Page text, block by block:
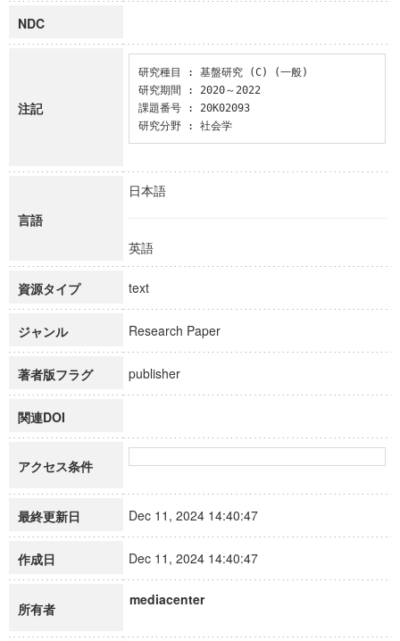
NDC
注記
研究種目 : 基盤研究 (C) (一般)
研究期間 : 2020～2022
課題番号 : 20K02093
研究分野 : 社会学
言語
日本語
英語
資源タイプ text
ジャンル Research Paper
著者版フラグ publisher
関連DOI
アクセス条件
最終更新日 Dec 11, 2024 14:40:47
作成日 Dec 11, 2024 14:40:47
所有者
mediacenter